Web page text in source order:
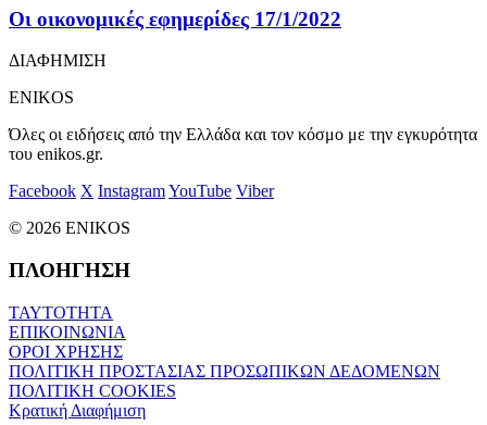
Οι οικονομικές εφημερίδες 17/1/2022
ΔΙΑΦΗΜΙΣΗ
ENIKOS
Όλες οι ειδήσεις από την Ελλάδα και τον κόσμο με την εγκυρότητα
του enikos.gr.
Facebook X InstagramYouTube Viber
© 2026 ENIKOS
ΠΛΟΗΓΗΣΗ
ΤΑΥΤΟΤΗΤΑ
ΕΠΙΚΟΙΝΩΝΙΑ
ΟΡΟΙ ΧΡΗΣΗΣ
ΠΟΛΙΤΙΚΗ ΠΡΟΣΤΑΣΙΑΣ ΠΡΟΣΩΠΙΚΩΝ ΔΕΔΟΜΕΝΩΝ
ΠΟΛΙΤΙΚΗ COOKIES
Κρατική Διαφήμιση